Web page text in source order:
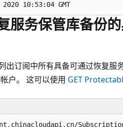
服务保管库备份
出订阅中所有具备可通过恢复
户。 这可以使用 GET